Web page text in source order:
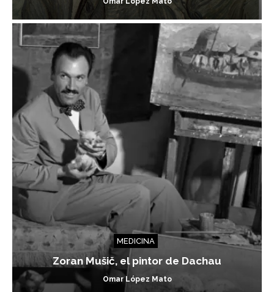
MEDICINA
Zoran Mušič, el pintor de Dachau
Omar López Mato